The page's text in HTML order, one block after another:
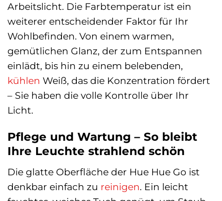
Arbeitslicht. Die Farbtemperatur ist ein
weiterer entscheidender Faktor für Ihr
Wohlbefinden. Von einem warmen,
gemütlichen Glanz, der zum Entspannen
einlädt, bis hin zu einem belebenden,
kühlen Weiß, das die Konzentration fördert
– Sie haben die volle Kontrolle über Ihr
Licht.
Pflege und Wartung – So bleibt
Ihre Leuchte strahlend schön
Die glatte Oberfläche der Hue Hue Go ist
denkbar einfach zu reinigen. Ein leicht